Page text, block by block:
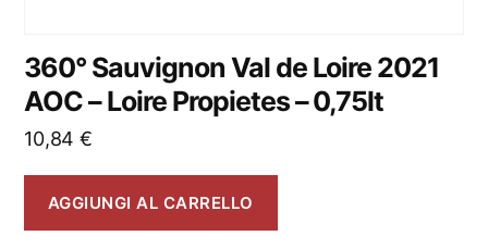
360° Sauvignon Val de Loire 2021
AOC – Loire Propietes – 0,75lt
10,84 €
AGGIUNGI AL CARRELLO